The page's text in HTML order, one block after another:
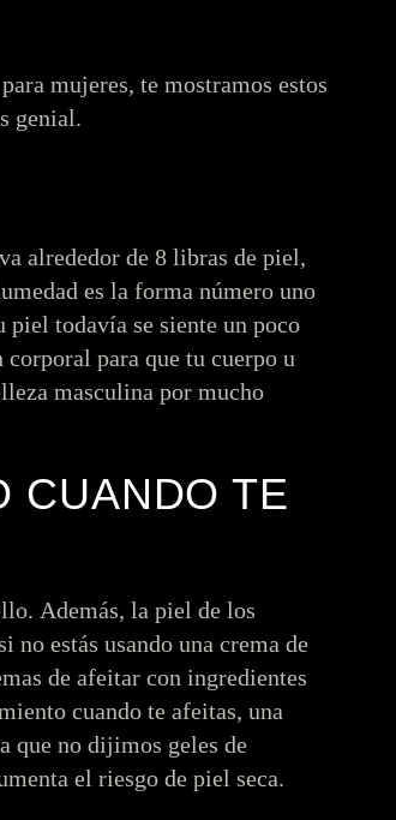
mujeres, te mostramos estos
genial.
alrededor de 8 libras de piel,
es la forma número uno
piel todavía se siente un poco
para que tu cuerpo u
masculina por mucho
CUANDO TE
Además, la piel de los
no estás usando una crema de
de afeitar con ingredientes
cuando te afeitas, una
que no dijimos geles de
el riesgo de piel seca.